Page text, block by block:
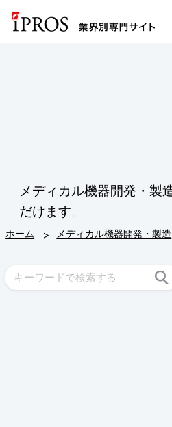
メディカル機器開発・製
だけます。
ホーム > メディカル機器開発・製造